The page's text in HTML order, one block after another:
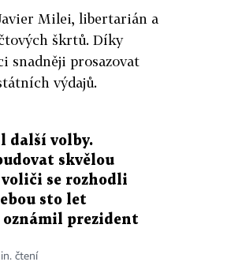
Milei, libertarián a
škrtů. Díky
snadněji prosazovat
výdajů.
další volby.
skvělou
se rozhodli
sto let
oznámil prezident
čtení